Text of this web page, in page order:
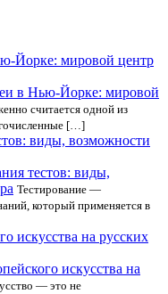
в Нью-Йорке: мировой
считается одной из
[…]
тестов: виды,
Тестирование —
который применяется в
искусства на
— это не